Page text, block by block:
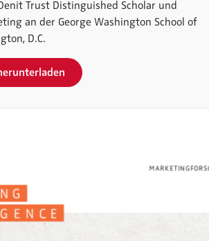
Trust Distinguished Scholar und
an der George Washington School of
D.C.